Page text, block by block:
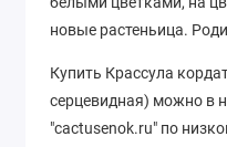
новые растеньица.
Купить Крассула
серцевидная) можно в
"cactusenok.ru" по